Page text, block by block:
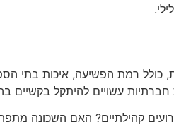
רמת הפשיעה, איכות בתי
חברתיות עשויים להיתקל בקשיים
קהילתיים? האם השכונה